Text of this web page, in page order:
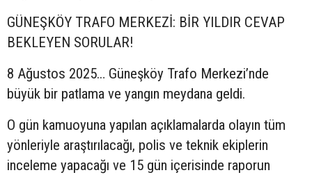
GÜNEŞKÖY TRAFO MERKEZİ: BİR YILDIR CEVAP
BEKLEYEN SORULAR!
8 Ağustos 2025… Güneşköy Trafo Merkezi’nde
büyük bir patlama ve yangın meydana geldi.
O gün kamuoyuna yapılan açıklamalarda olayın tüm
yönleriyle araştırılacağı, polis ve teknik ekiplerin
inceleme yapacağı ve 15 gün içerisinde raporun